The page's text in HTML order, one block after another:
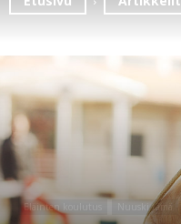
Eläinten koulutus Nuuski tämä